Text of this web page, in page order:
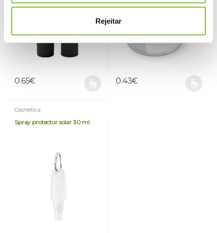
t
Rejeitar
0.65€ 0.43€
Cosmética
Spray protector solar 30 ml